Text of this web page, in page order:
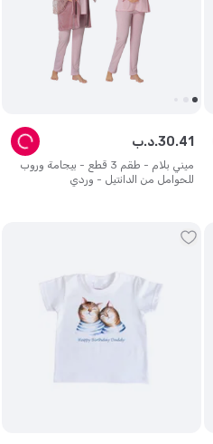
ميني بلام - طقم 3 قطع - بيجامة وروب
للحوامل من الدانتيل - وردي
د.ب.30.41